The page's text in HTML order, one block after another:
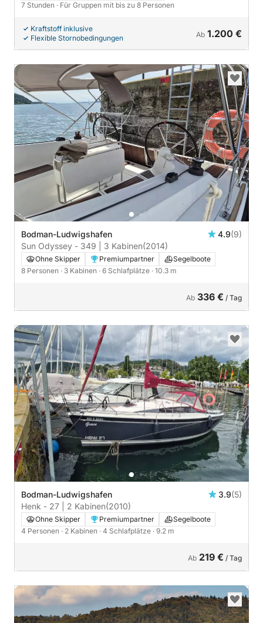
7 Stunden · Für Gruppen mit bis zu 8 Personen
Kraftstoff inklusive
Flexible Stornobedingungen
Ab 1.200 €
Bodman-Ludwigshafen 4.9(9)
Sun Odyssey - 349 | 3 Kabinen(2014)
Ohne Skipper Premiumpartner
Segelboote
8 Personen · 3 Kabinen · 6 Schlafplätze · 10.3 m
Ab 336 € / Tag
Bodman-Ludwigshafen 3.9(5)
Henk - 27 | 2 Kabinen(2010)
Ohne Skipper Premiumpartner
Segelboote
4 Personen · 2 Kabinen · 4 Schlafplätze · 9.2 m
Ab 219 € / Tag